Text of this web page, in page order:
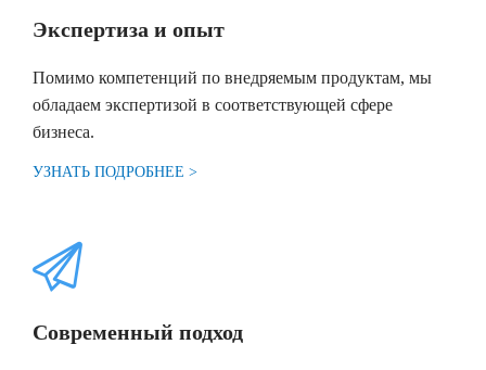
Экспертиза и опыт
Помимо компетенций по внедряемым продуктам, мы
обладаем экспертизой в соответствующей сфере
бизнеса.
УЗНАТЬ ПОДРОБНЕЕ >
Современный подход